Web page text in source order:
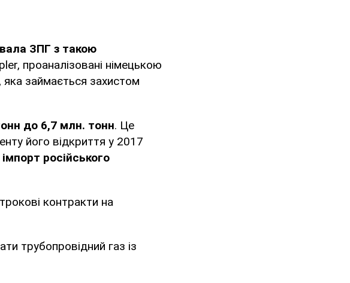
ЗПГ з такою
проаналізовані німецькою
, яка займається захистом
до 6,7 млн. тонн. Це
його відкриття у 2017
російського
контракти на
трубопровідний газ із